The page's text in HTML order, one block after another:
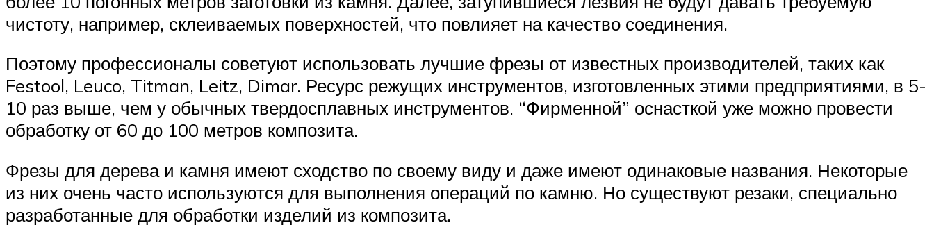
чистоту, например, склеиваемых поверхностей, что повлияет на качество соединения.
Поэтому профессионалы советуют использовать лучшие фрезы от известных производителей, таких как
Festool, Leuco, Titman, Leitz, Dimar. Ресурс режущих инструментов, изготовленных этими предприятиями, в 5-
10 раз выше, чем у обычных твердосплавных инструментов. “Фирменной” оснасткой уже можно провести
обработку от 60 до 100 метров композита.
Фрезы для дерева и камня имеют сходство по своему виду и даже имеют одинаковые названия. Некоторые
из них очень часто используются для выполнения операций по камню. Но существуют резаки, специально
разработанные для обработки изделий из композита.